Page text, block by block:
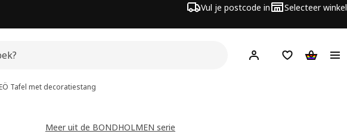
Vul je postcode in Selecteer winkel
Hej! Log in
Tafel met decoratiestang
Meer uit de BONDHOLMEN serie